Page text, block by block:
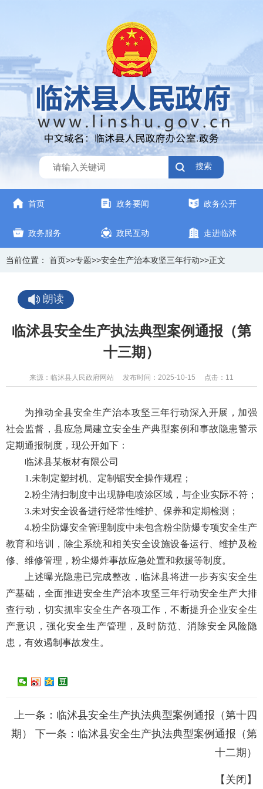
搜索
首页 政务要闻 政务公开
政务服务 政民互动 走进临沭
当前位置： 首页>>专题>>安全生产治本攻坚三年行动>>正文
朗读
临沭县安全生产执法典型案例通报（第
十三期）
来源：临沭县人民政府网站 发布时间：2025-10-15 点击： 11
为推动全县安全生产治本攻坚三年行动深入开展，加强
社会监督，县应急局建立安全生产典型案例和事故隐患警示
定期通报制度，现公开如下：
临沭县某板材有限公司
1.未制定塑封机、定制锯安全操作规程；
2.粉尘清扫制度中出现静电喷涂区域，与企业实际不符；
3.未对安全设备进行经常性维护、保养和定期检测；
4.粉尘防爆安全管理制度中未包含粉尘防爆专项安全生产
教育和培训，除尘系统和相关安全设施设备运行、维护及检
修、维修管理，粉尘爆炸事故应急处置和救援等制度。
上述曝光隐患已完成整改，临沭县将进一步夯实安全生
产基础，全面推进安全生产治本攻坚三年行动安全生产大排
查行动，切实抓牢安全生产各项工作，不断提升企业安全生
产意识，强化安全生产管理，及时防范、消除安全风险隐
患，有效遏制事故发生。
上一条： 临沭县安全生产执法典型案例通报（第十四
期）
下一条： 临沭县安全生产执法典型案例通报（第
十二期）
【 关闭 】